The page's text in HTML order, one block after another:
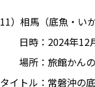
11）相馬（底魚・
日時：2024年12
場所：旅館かんの
タイトル：常磐沖の